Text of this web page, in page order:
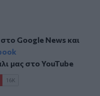
Google Newsκαι
μας στοYouTube